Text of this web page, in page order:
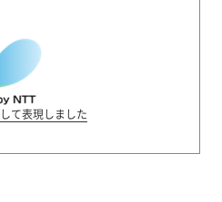
て表現しました